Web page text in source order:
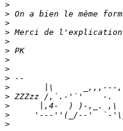
>
>
>
>
>
>
>
>
>
>
> ZZZzz /,`.-'`'    -.
>
|,4-  ) )-,_.
>
>